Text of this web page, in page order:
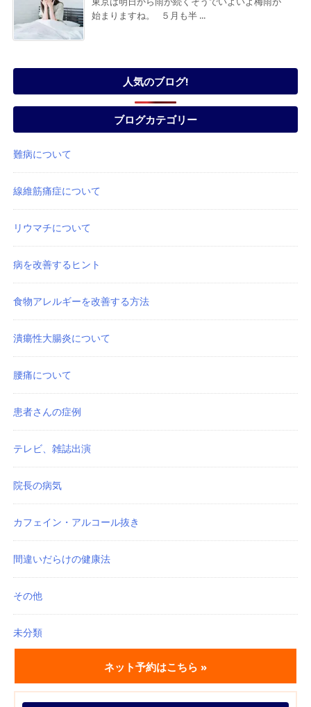
始まりますね。 ５月も半 ...
人気のブログ!
ブログカテゴリー
難病について
線維筋痛症について
リウマチについて
病を改善するヒント
食物アレルギーを改善する方法
潰瘍性大腸炎について
腰痛について
患者さんの症例
テレビ、雑誌出演
院長の病気
カフェイン・アルコール抜き
間違いだらけの健康法
その他
未分類
ネット予約はこちら »